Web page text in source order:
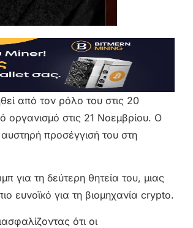
από τον ρόλο του στις 20
οργανισμό στις 21 Νοεμβρίου. Ο
προσέγγισή του στη
για τη δεύτερη θητεία του, μιας
ευνοϊκό για τη βιομηχανία crypto.
ότι οι